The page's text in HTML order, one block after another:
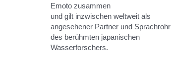
Emoto zusammen
und gilt inzwischen weltweit als
angesehener Partner und Sprachrohr
des berühmten japanischen
Wasserforschers.